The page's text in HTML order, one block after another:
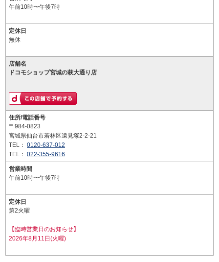
午前10時〜午後7時
定休日
無休
店舗名
ドコモショップ宮城の萩大通り店
住所/電話番号
〒984-0823
宮城県仙台市若林区遠見塚2-2-21
TEL： 0120-637-012
TEL： 022-355-9616
営業時間
午前10時〜午後7時
定休日
第2火曜
【臨時営業日のお知らせ】
2026年8月11日(火曜)